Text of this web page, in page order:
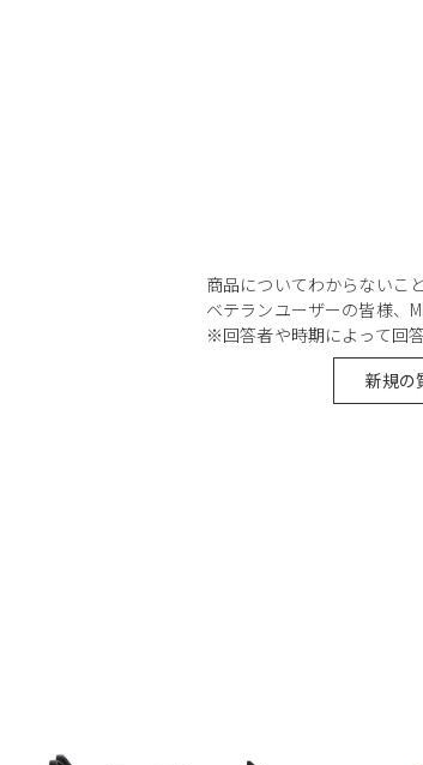
商品についてわからないこ
ベテランユーザーの皆様、
※回答者や時期によって回
新規の